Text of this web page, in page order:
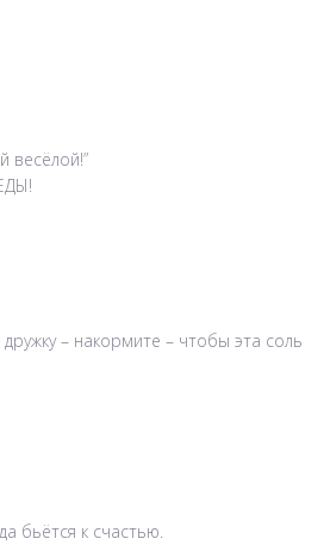
весёлой!”
– накормите – чтобы эта соль
бьётся к счастью.